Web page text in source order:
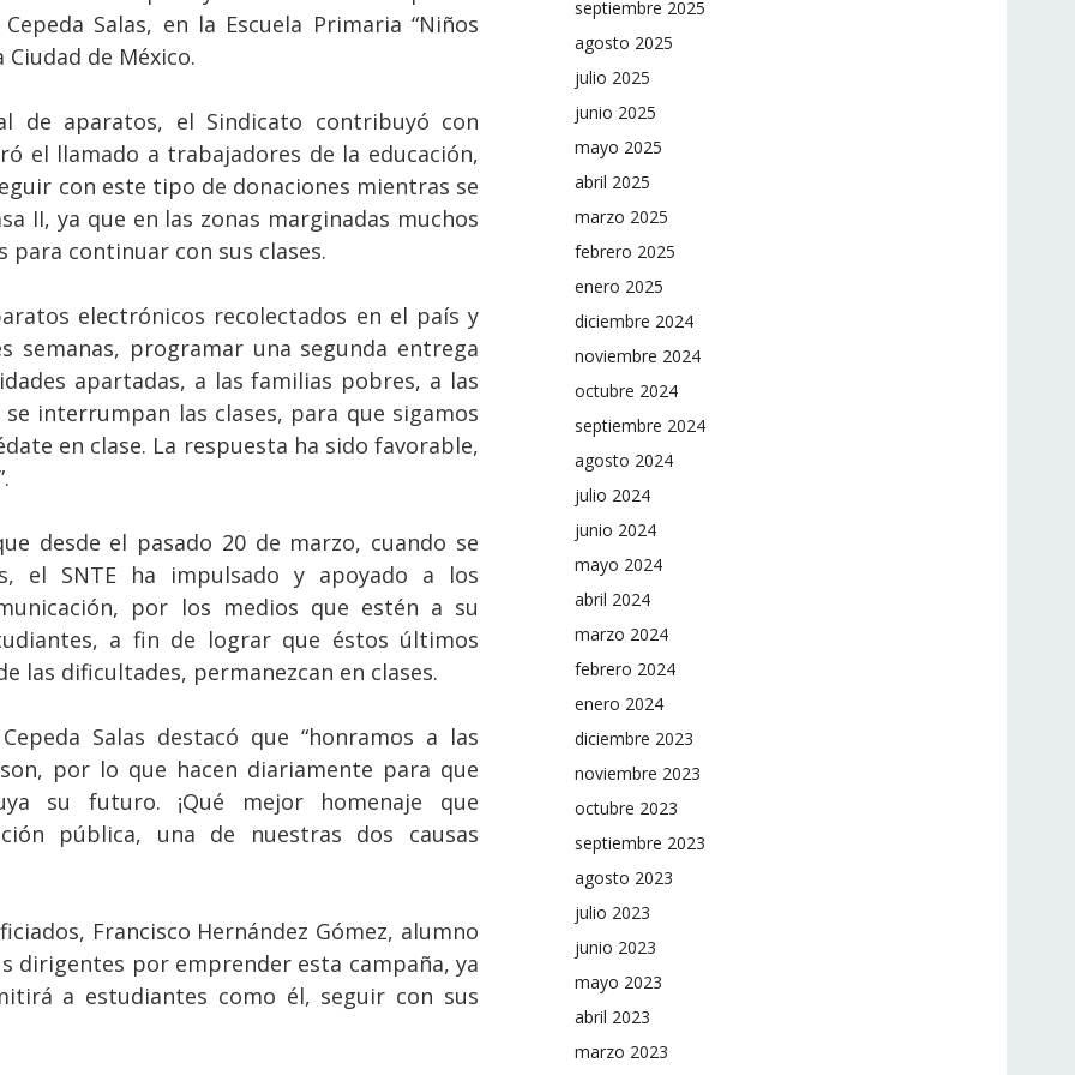
Salas, en la Escuela Primaria “Niños
Ciudad de México.
de aparatos, el Sindicato contribuyó con
el llamado a trabajadores de la educación,
con este tipo de donaciones mientras se
II, ya que en las zonas marginadas muchos
continuar con sus clases.
electrónicos recolectados en el país y
semanas, programar una segunda entrega
apartadas, a las familias pobres, a las
interrumpan las clases, para que sigamos
en clase. La respuesta ha sido favorable,
desde el pasado 20 de marzo, cuando se
el SNTE ha impulsado y apoyado a los
por los medios que estén a su
a fin de lograr que éstos últimos
las dificultades, permanezcan en clases.
Salas destacó que “honramos a las
por lo que hacen diariamente para que
su futuro. ¡Qué mejor homenaje que
pública, una de nuestras dos causas
Francisco Hernández Gómez, alumno
dirigentes por emprender esta campaña, ya
a estudiantes como él, seguir con sus
septiembre 2025
agosto 2025
julio 2025
junio 2025
mayo 2025
abril 2025
marzo 2025
febrero 2025
enero 2025
diciembre 2024
noviembre 2024
octubre 2024
septiembre 2024
agosto 2024
julio 2024
junio 2024
mayo 2024
abril 2024
marzo 2024
febrero 2024
enero 2024
diciembre 2023
noviembre 2023
octubre 2023
septiembre 2023
agosto 2023
julio 2023
junio 2023
mayo 2023
abril 2023
marzo 2023